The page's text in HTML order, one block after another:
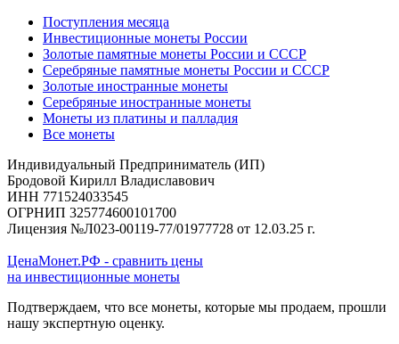
Поступления месяца
Инвестиционные монеты России
Золотые памятные монеты России и СССР
Серебряные памятные монеты России и СССР
Золотые иностранные монеты
Серебряные иностранные монеты
Монеты из платины и палладия
Все монеты
Индивидуальный Предприниматель (ИП)
Бродовой Кирилл Владиславович
ИНН 771524033545
ОГРНИП 325774600101700
Лицензия №Л023-00119-77/01977728 от 12.03.25 г.
ЦенаМонет.РФ - сравнить цены
на инвестиционные монеты
Подтверждаем, что все монеты, которые мы продаем, прошли
нашу экспертную оценку.